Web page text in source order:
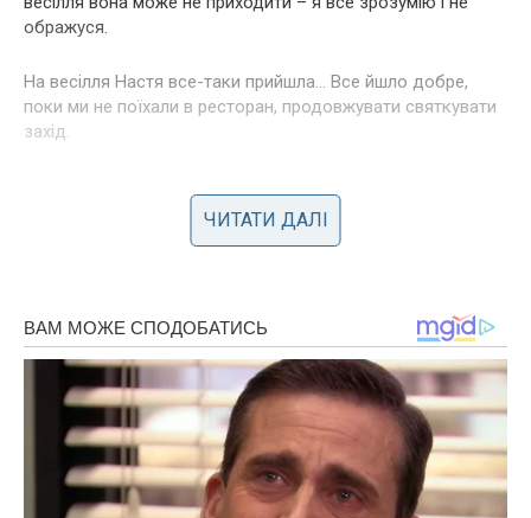
ображуся.
На весілля Настя все-таки прийшла… Все йшло добре,
поки ми не поїхали в ресторан, продовжувати святкувати
захід.
дідуся. По-різному перетягувала вся увага гостей на себе.
Тости у неї були відповідні, наприклад, «піднімемо келих,
У підсумку, гості поступово стали перемикати свою увагу
на неї. Зрештою, навіть моя мама сиділа поруч з Настею,
гладила її, заспокоювала і підбадьорювала.
ЧИТАТИ ДАЛІ